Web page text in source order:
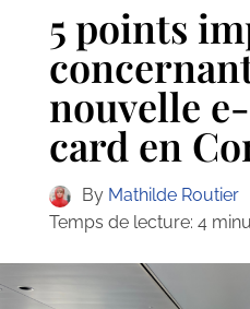
5 points
nouvelle
card en
By Mathilde Routier
Temps de lecture: 4